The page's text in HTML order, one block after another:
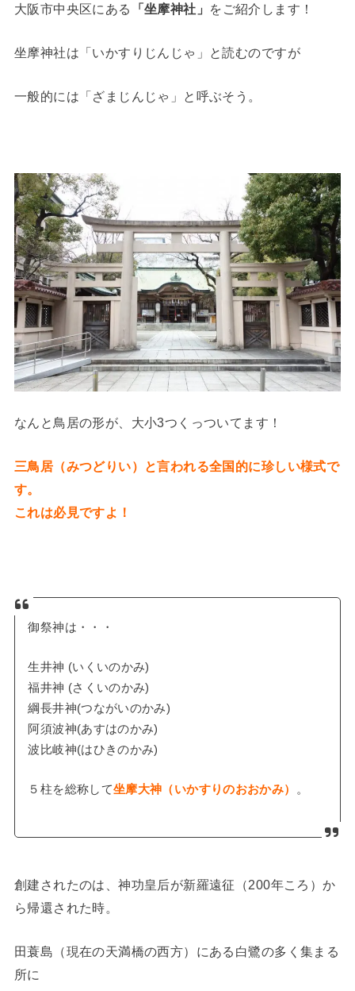
大阪市中央区にある 「坐摩神社」 をご紹介します！
坐摩神社は「いかすりじんじゃ」と読むのですが
一般的には「ざまじんじゃ」と呼ぶそう。
なんと鳥居の形が、大小3つくっついてます！
三鳥居（みつどりい）と言われる全国的に珍しい様式で
す。
これは必見ですよ！
御祭神は・・・
生井神 (いくいのかみ)
福井神 (さくいのかみ)
綱長井神(つながいのかみ)
阿須波神(あすはのかみ)
波比岐神(はひきのかみ)
５柱を総称して坐摩大神（いかすりのおおかみ） 。
創建されたのは、神功皇后が新羅遠征（200年ころ）か
ら帰還された時。
田蓑島（現在の天満橋の西方）にある白鷺の多く集まる
所に